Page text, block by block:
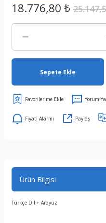
18.776,80 ₺
Sepete Ekle
Yorum
Fiyatı Alarmı Paylaş
Ürün Bilgisi
Türkçe Dil + Arayüz